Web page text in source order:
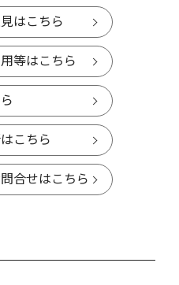
はこちら
等はこちら
こちら
合せはこちら